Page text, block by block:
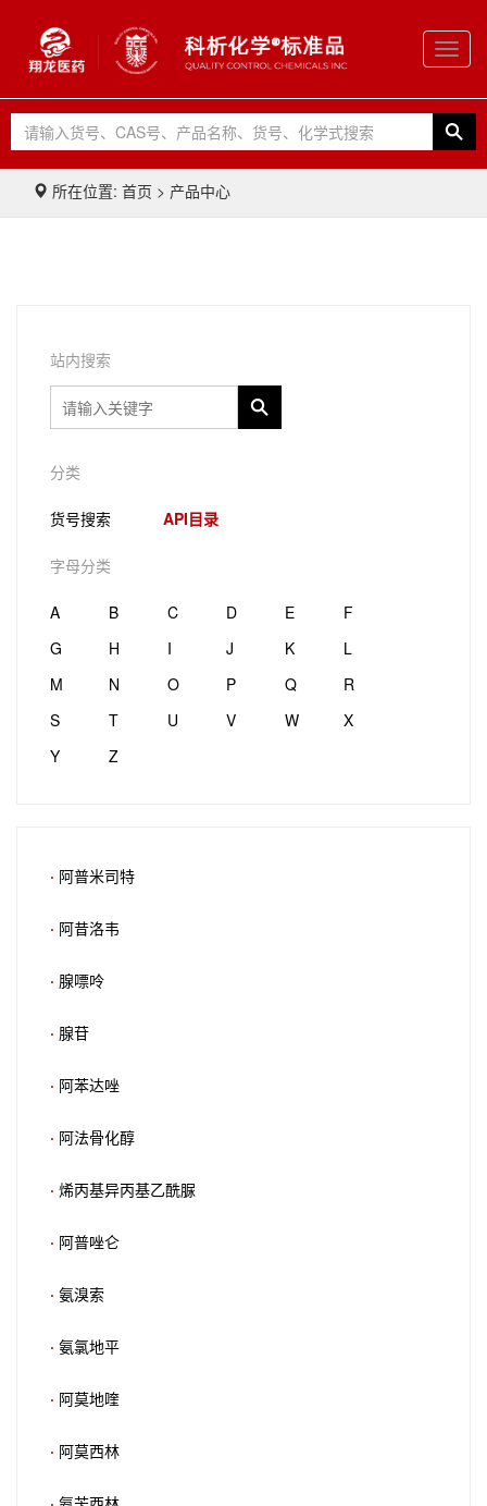
所在位置: 首页 > 产品中心
站内搜索
分类
货号搜索 API目录
字母分类
A B C D E
F
G
H I J K
L
M
N O P Q
R
S
T U V W
X
Y
Z
· 阿普米司特
· 阿昔洛韦
· 腺嘌呤
· 腺苷
· 阿苯达唑
· 阿法骨化醇
· 烯丙基异丙基乙酰脲
· 阿普唑仑
· 氨溴索
· 氨氯地平
· 阿莫地喹
· 阿莫西林